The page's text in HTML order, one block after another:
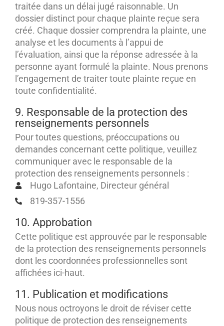
traitée dans un délai jugé raisonnable. Un
dossier distinct pour chaque plainte reçue sera
créé. Chaque dossier comprendra la plainte, une
analyse et les documents à l’appui de
l’évaluation, ainsi que la réponse adressée à la
personne ayant formulé la plainte. Nous prenons
l’engagement de traiter toute plainte reçue en
toute confidentialité.
9. Responsable de la protection des
renseignements personnels
Pour toutes questions, préoccupations ou
demandes concernant cette politique, veuillez
communiquer avec le responsable de la
protection des renseignements personnels :
Hugo Lafontaine, Directeur général
819-357-1556
10. Approbation
Cette politique est approuvée par le responsable
de la protection des renseignements personnels
dont les coordonnées professionnelles sont
affichées ici-haut.
11. Publication et modifications
Nous nous octroyons le droit de réviser cette
politique de protection des renseignements